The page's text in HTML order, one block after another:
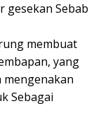
gesekan Sebab
membuat
yang
Sebagai